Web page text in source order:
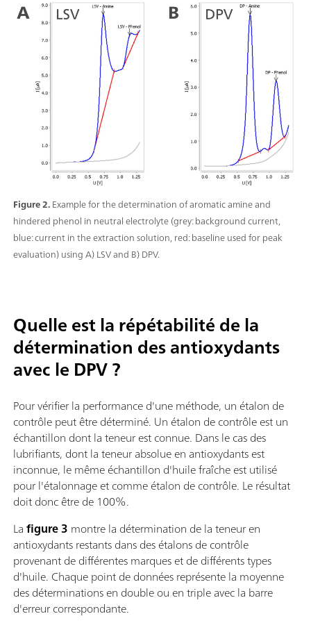
Figure 2.Example for the determination of aromatic amine and
hindered phenol in neutral electrolyte (grey: background current,
blue: current in the extraction solution, red: baseline used for peak
evaluation) using A) LSV and B) DPV.
Quelle est la répétabilité de la
détermination des antioxydants
avec le DPV ?
Pour vérifier la performance d'une méthode, un étalon de
contrôle peut être déterminé. Un étalon de contrôle est un
échantillon dont la teneur est connue. Dans le cas des
lubrifiants, dont la teneur absolue en antioxydants est
inconnue, le même échantillon d'huile fraîche est utilisé
pour l'étalonnage et comme étalon de contrôle. Le résultat
doit donc être de 100%.
Lafigure 3 montre la détermination de la teneur en
antioxydants restants dans des étalons de contrôle
provenant de différentes marques et de différents types
d'huile. Chaque point de données représente la moyenne
des déterminations en double ou en triple avec la barre
d'erreur correspondante.